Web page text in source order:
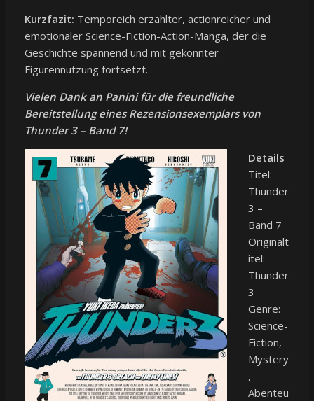
Kurzfazit: Temporeich erzählter, actionreicher und
emotionaler Science-Fiction-Action-Manga, der die
Geschichte spannend und mit gekonnter
Figurennutzung fortsetzt.
Vielen Dank an Panini für die freundliche
Bereitstellung eines Rezensionsexemplars von
Thunder 3 – Band 7!
Details
Titel:
Thunder
3 –
Band 7
Originalt
itel:
Thunder
3
Genre:
Science-
Fiction,
Mystery
,
Abenteu